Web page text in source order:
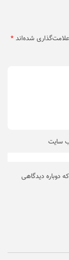
شده‌اند *
سایت
دوباره دیدگاهی